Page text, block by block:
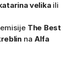
velikaili
The Best
na Alfa